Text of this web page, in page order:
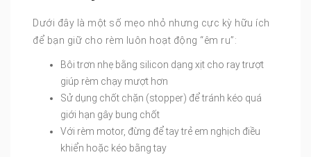
Dưới đây là một số mẹo nhỏ nhưng cực kỳ hữu ích
để bạn giữ cho rèm luôn hoạt động “êm ru”:
Bôi trơn nhẹ bằng silicon dạng xịt cho ray trượt
giúp rèm chạy mượt hơn
Sử dụng chốt chặn (stopper) để tránh kéo quá
giới hạn gây bung chốt
Với rèm motor, đừng để tay trẻ em nghịch điều
khiển hoặc kéo bằng tay